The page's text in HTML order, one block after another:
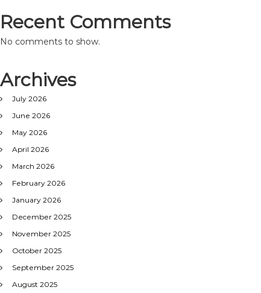
Recent Comments
No comments to show.
Archives
July 2026
June 2026
May 2026
April 2026
March 2026
February 2026
January 2026
December 2025
November 2025
October 2025
September 2025
August 2025